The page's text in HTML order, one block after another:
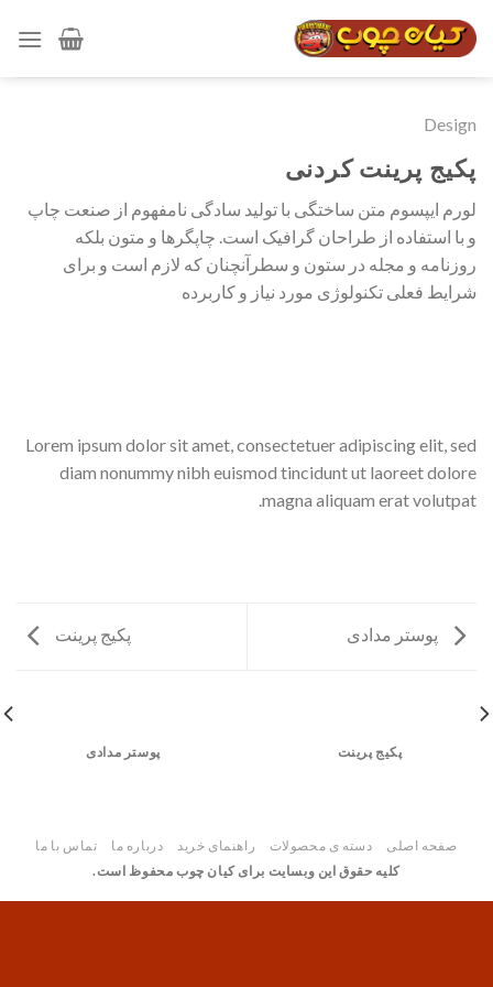
Design
پکیج پرینت کردنی
لورم ایپسوم متن ساختگی با تولید سادگی نامفهوم از صنعت چاپ
و با استفاده از طراحان گرافیک است. چاپگرها و متون بلکه
روزنامه و مجله در ستون و سطرآنچنان که لازم است و برای
شرایط فعلی تکنولوژی مورد نیاز و کاربرده
Lorem ipsum dolor sit amet, consectetuer adipiscing elit, sed
diam nonummy nibh euismod tincidunt ut laoreet dolore
magna aliquam erat volutpat.
پوستر مدادی پکیج پرینت
پکیج پرینت پوستر مدادی
صفحه اصلی دسته ی محصولات راهنمای خرید درباره ما
تماس با ما
کلیه حقوق این وبسایت برای کیان چوب محفوظ است.